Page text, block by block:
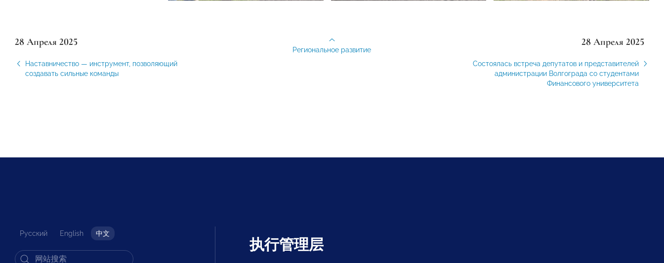
28 Апреля 2025
Наставничество — инструмент, позволяющий
создавать сильные команды
28 Апреля 2025
Состоялась встреча депутатов и представителей
администрации Волгограда со студентами
Финансового университета
Региональное развитие
Русский English 中文
执行管理层